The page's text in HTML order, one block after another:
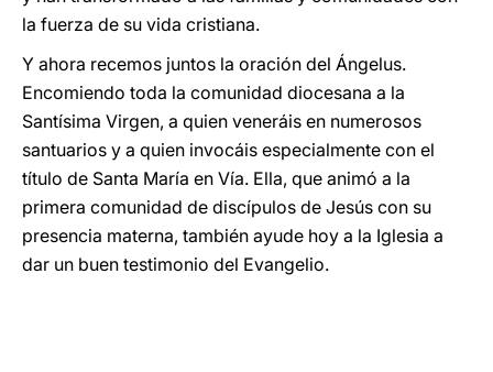
la fuerza de su vida cristiana.
Y ahora recemos juntos la oración del Ángelus.
Encomiendo toda la comunidad diocesana a la
Santísima Virgen, a quien veneráis en numerosos
santuarios y a quien invocáis especialmente con el
título de Santa María en Vía. Ella, que animó a la
primera comunidad de discípulos de Jesús con su
presencia materna, también ayude hoy a la Iglesia a
dar un buen testimonio del Evangelio.